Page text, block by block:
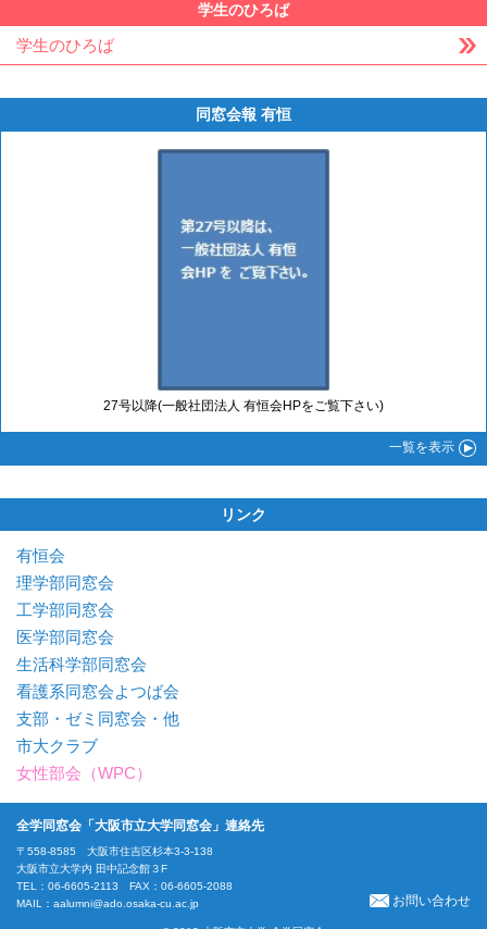
学生のひろば
学生のひろば
同窓会報 有恒
27号以降(一般社団法人 有恒会HPをご覧下さい)
一覧を表示
リンク
有恒会
理学部同窓会
工学部同窓会
医学部同窓会
生活科学部同窓会
看護系同窓会よつば会
支部・ゼミ同窓会・他
市大クラブ
女性部会（WPC）
全学同窓会「大阪市立大学同窓会」連絡先
〒558-8585 大阪市住吉区杉本3-3-138
大阪市立大学内 田中記念館３F
TEL：06-6605-2113 FAX：06-6605-2088
MAIL： aalumni@ado.osaka-cu.ac.jp お問い合わせ